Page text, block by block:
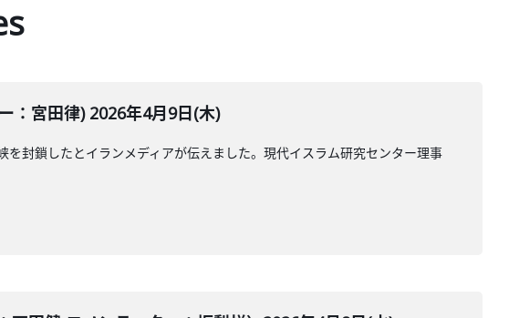
：宮田律) 2026年4月9日(木)
封鎖したとイランメディアが伝えました。現代イスラム研究センター理事